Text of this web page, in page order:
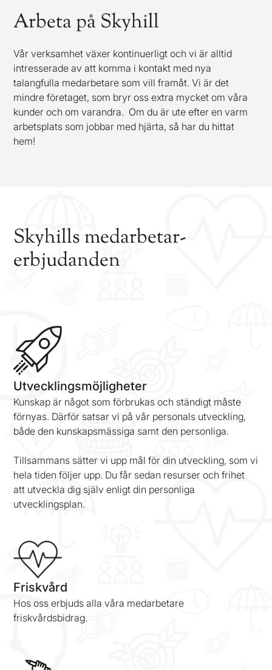
Arbeta på Skyhill
Vår verksamhet växer kontinuerligt och vi är alltid
intresserade av att komma i kontakt med nya
talangfulla medarbetare som vill framåt. Vi är det
mindre företaget, som bryr oss extra mycket omvåra
kunder och om varandra. Om du är ute efter en varm
arbetsplats som jobbar med hjärta, så har du hittat
hem!
Skyhills medarbetar-
erbjudanden
Utvecklingsmöjligheter
Kunskap är något som förbrukas och ständigt måste
förnyas. Därför satsar vi på vår personals utveckling,
både den kunskapsmässiga samt den personliga.
Tillsammans sätter vi upp mål för din utveckling, som vi
hela tiden följer upp. Du får sedan resurser och frihet
att utveckla dig själv enligt din personliga
utvecklingsplan.
Friskvård
Hos oss erbjuds alla våra medarbetare
friskvårdsbidrag.